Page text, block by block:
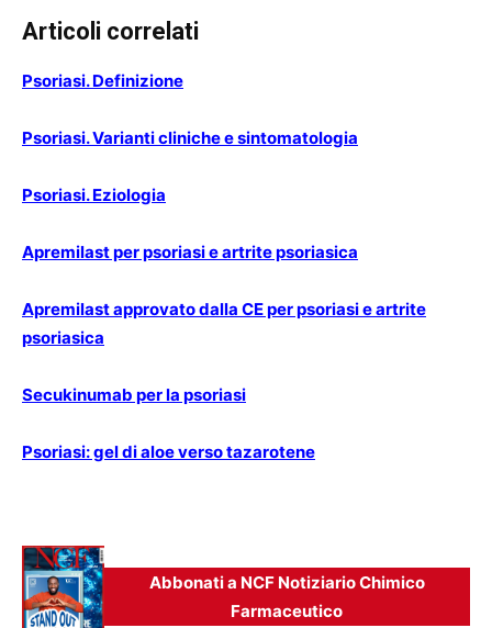
Articoli correlati
Psoriasi. Definizione
Psoriasi. Varianti cliniche e sintomatologia
Psoriasi. Eziologia
Apremilast per psoriasi e artrite psoriasica
Apremilast approvato dalla CE per psoriasi e artrite
psoriasica
Secukinumab per la psoriasi
Psoriasi: gel di aloe verso tazarotene
Abbonati a NCF Notiziario Chimico
Farmaceutico